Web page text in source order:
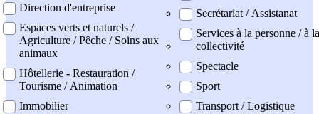
Direction d'entreprise
Espaces verts et naturels /
Agriculture / Pêche / Soins aux
animaux
Hôtellerie - Restauration /
Tourisme / Animation
Immobilier
Secrétariat / Assistanat
Services à la personne / à la
collectivité
Spectacle
Sport
Transport / Logistique